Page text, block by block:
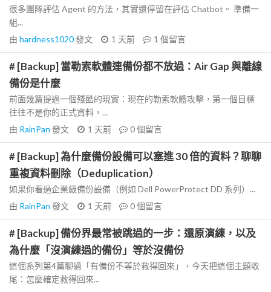
很多團隊評估 Agent 的方法，其實還停留在評估 Chatbot。 準備一
組...
由 hardness1020發文 1 天前 1 個留言
# [Backup] 當勒索軟體連備份都不放過：Air Gap 與離線
備份是什麼
前面幾篇提過一個殘酷的現實：現在的勒索軟體攻擊，第一個目標
往往不是你的正式資料，...
由 RainPan 發文 1 天前 0個留言
# [Backup] 為什麼備份設備可以塞進 30 倍的資料？聊聊
重複資料刪除（Deduplication）
如果你看過企業級備份設備（例如 Dell PowerProtect DD 系列）...
由 RainPan 發文 1 天前 0個留言
# [Backup] 備份界最常被跳過的一步：還原演練，以及
為什麼「沒演練過的備份」等於沒備份
這個系列第4篇聊過「有備份不等於救得回來」，今天把這個主題收
尾：怎麼確定救得回來...